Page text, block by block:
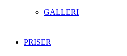
GALLERI
PRISER